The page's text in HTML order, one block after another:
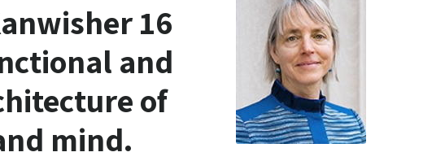
16
and
of
mind.